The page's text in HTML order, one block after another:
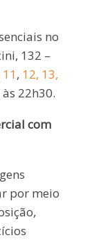
no
132 –
, 12, 13,
22h30.
com
por meio